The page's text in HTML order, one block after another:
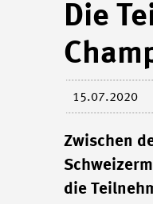
Die
15.07.2020
Zwischen
die